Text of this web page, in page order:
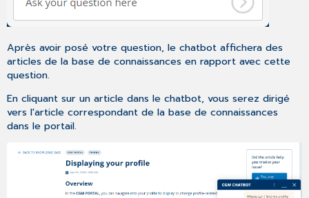
Après avoir posé votre question, le chatbot affichera des
articles de la base de connaissances en rapport avec cette
question.
En cliquant sur un article dans le chatbot, vous serez dirigé
vers l'article correspondant de la base de connaissances
dans le portail.